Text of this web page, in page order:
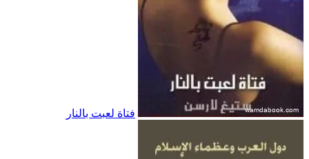
فتاة لعبت بالنار